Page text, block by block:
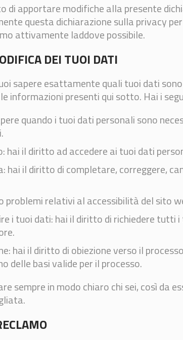
di apportare modifiche alla presente
questa dichiarazione sulla privacy
attivamente laddove possibile.
DEI TUOI DATI
sapere esattamente quali tuoi dati
informazioni presenti qui sotto. Hai i
quando i tuoi dati personali sono
hai il diritto ad accedere ai tuoi dati
hai il diritto di completare, correggere,
problemi relativi al accessibilità del sito
i tuoi dati: hai il diritto di richiedere
hai il diritto di obiezione verso il
delle basi valide per il processo.
sempre in modo chiaro chi sei, così da